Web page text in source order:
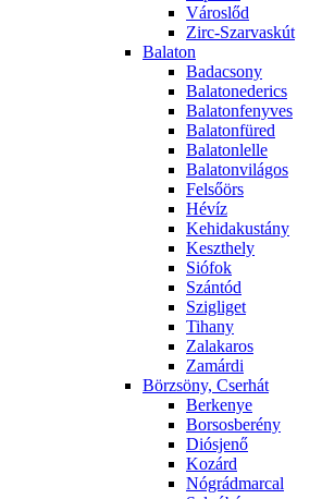
Városlőd
Zirc-Szarvaskút
Balaton
Badacsony
Balatonederics
Balatonfenyves
Balatonfüred
Balatonlelle
Balatonvilágos
Felsőörs
Hévíz
Kehidakustány
Keszthely
Siófok
Szántód
Szigliget
Tihany
Zalakaros
Zamárdi
Börzsöny, Cserhát
Berkenye
Borsosberény
Diósjenő
Kozárd
Nógrádmarcal